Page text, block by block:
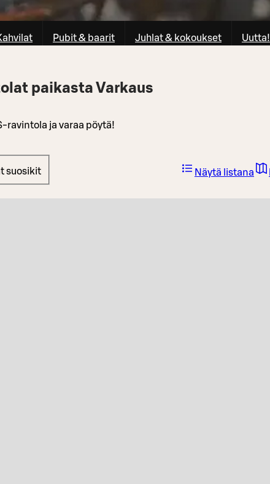
Pubit & baarit Juhlat & kokoukset Uutta!
paikasta Varkaus
ravintola ja varaa pöytä!
suosikit Näytä listana